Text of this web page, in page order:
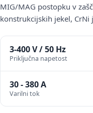
MIG/MAG postopku v
konstrukcijskih jekel,
3-400 V / 50 Hz
Priključna napetost
30 - 380 A
Varilni tok